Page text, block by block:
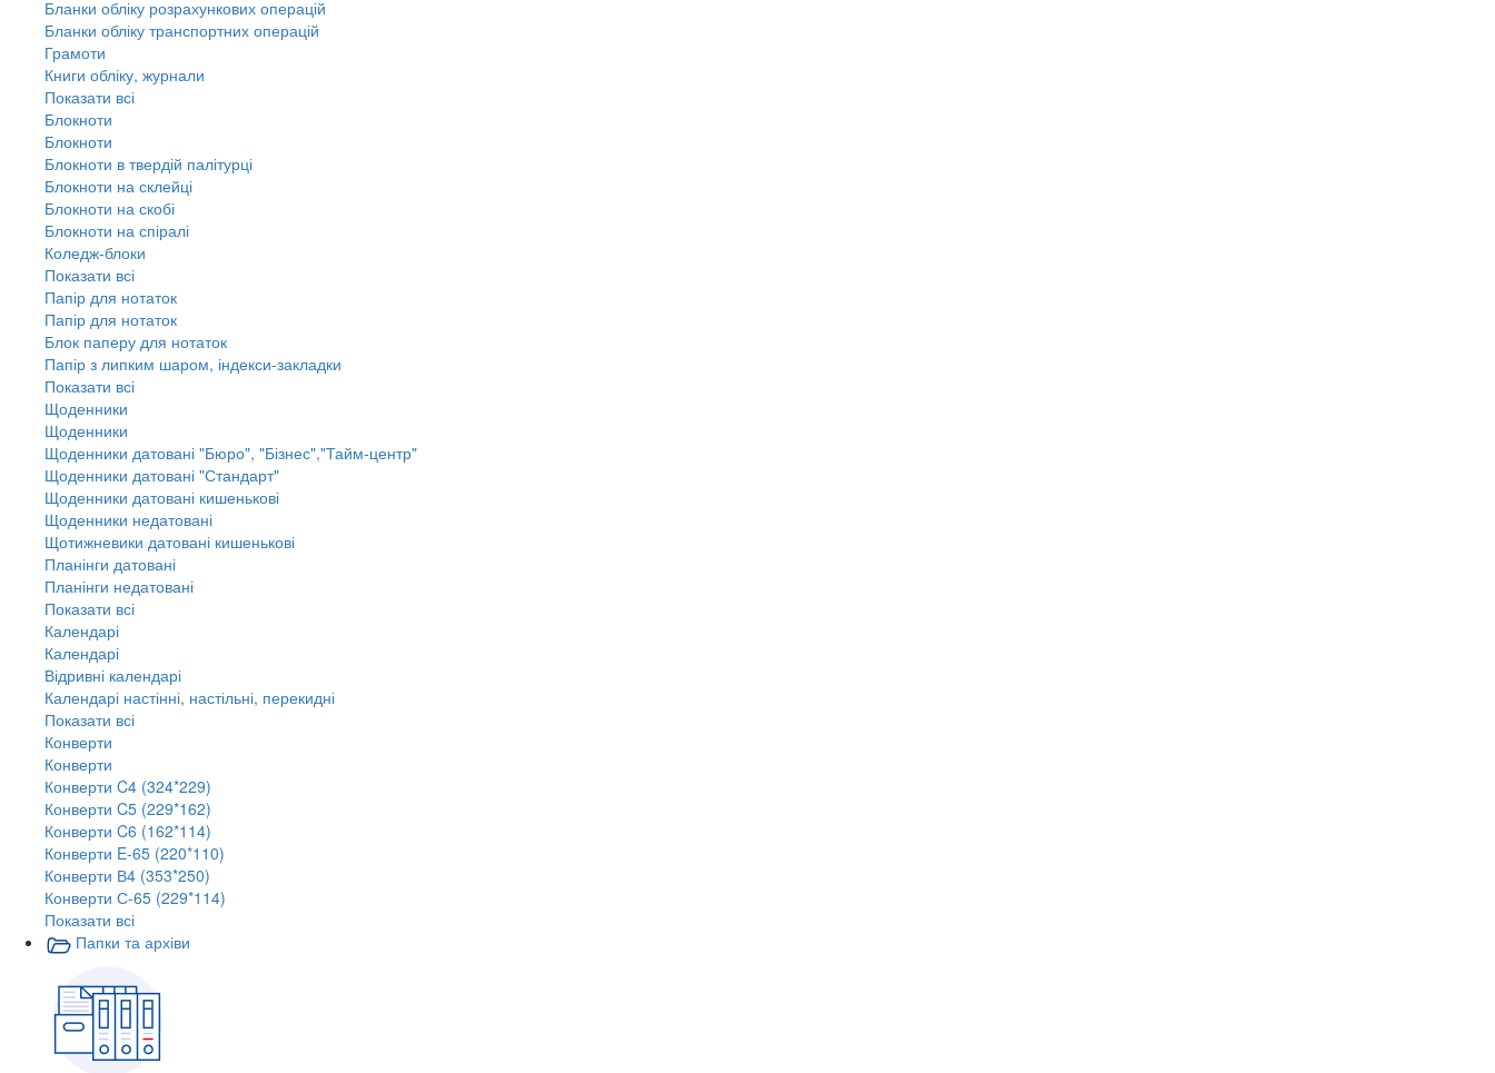
Бланки обліку розрахункових операцій
Бланки обліку транспортних операцій
Грамоти
Книги обліку, журнали
Показати всі
Блокноти
Блокноти
Блокноти в твердій палітурці
Блокноти на склейці
Блокноти на скобі
Блокноти на спіралі
Коледж-блоки
Показати всі
Папір для нотаток
Папір для нотаток
Блок паперу для нотаток
Папір з липким шаром, індекси-закладки
Показати всі
Щоденники
Щоденники
Щоденники датовані "Бюро", "Бізнес","Тайм-центр"
Щоденники датовані "Стандарт"
Щоденники датовані кишенькові
Щоденники недатовані
Щотижневики датовані кишенькові
Планінги датовані
Планінги недатовані
Показати всі
Календарі
Календарі
Відривні календарі
Календарі настінні, настільні, перекидні
Показати всі
Конверти
Конверти
Конверти C4 (324*229)
Конверти C5 (229*162)
Конверти C6 (162*114)
Конверти E-65 (220*110)
Конверти В4 (353*250)
Конверти С-65 (229*114)
Показати всі
Папки та архіви